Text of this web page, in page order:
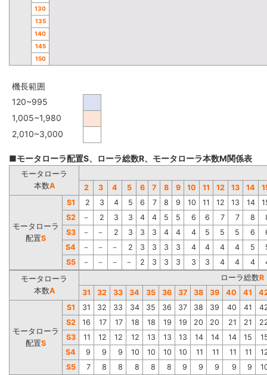
130
135
140
145
150
機長範囲
120~995
1,005~1,980
2,010~3,000
■モータローラ配置S、ローラ総数R、モータローラ本数M関係表
モータローラ
本数A 2 3 4 5 6 7 8 9 10 11 12 13 14
モータローラ
配置S
S1 2 3 4 5 6 7 8 9 10 11 12 13 14
S2
－ 2 3 3 4 4 5 5 6 6 7 7 8
S3
－ － 2 3 3 3 4 4 4 5 5 5 6
S4
－ － － 2 3 3 3 3 4 4 4 4 5
S5
－ － － － 2 3 3 3 3 3 4 4 4
モータローラ
本数A
ローラ総数R
31
32 33 34 35 36 37 38 39 40 41
モータローラ
配置S
S1 31 32 33 34 35 36 37 38 39 40 41
S2
16 17 17 18 18 19 19 20 20 21 21
S3
11 12 12 12 13 13 13 14 14 14 15
S4
9 9 9 10 10 10 10 11 11 11 11
S5
7 8 8 8 8 8 9 9 9 9 9